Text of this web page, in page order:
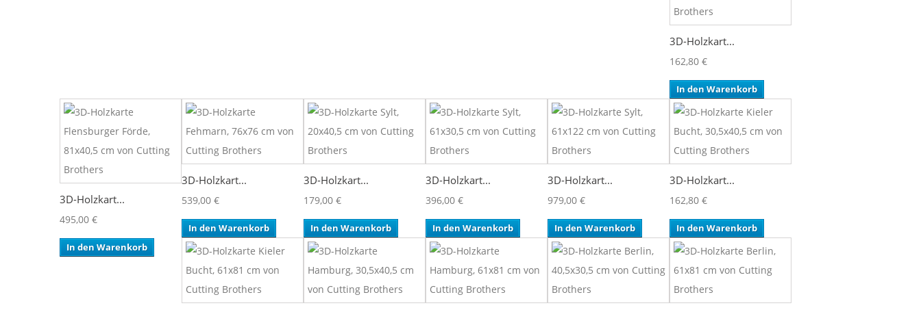
3D-Holzkart...
162,80 €
In den Warenkorb
3D-Holzkart...
495,00 €
In den Warenkorb
3D-Holzkart...
539,00 €
In den Warenkorb
3D-Holzkart...
179,00 €
In den Warenkorb
3D-Holzkart...
396,00 €
In den Warenkorb
3D-Holzkart...
979,00 €
In den Warenkorb
3D-Holzkart...
162,80 €
In den Warenkorb